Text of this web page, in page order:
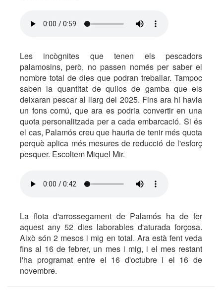
Les incògnites que tenen els pescadors
palamosins, però, no passen només per saber el
nombre total de dies que podran treballar. Tampoc
saben la quantitat de quilos de gamba que els
deixaran pescar al llarg del 2025. Fins ara hi havia
un fons comú, que ara es podria convertir en una
quota personalitzada per a cada embarcació. Si és
el cas, Palamós creu que hauria de tenir més quota
perquè aplica més mesures de reducció de l'esforç
pesquer. Escoltem Miquel Mir.
La flota d'arrossegament de Palamós ha de fer
aquest any 52 dies laborables d'aturada forçosa.
Això són 2 mesos i mig en total. Ara està fent veda
fins al 16 de febrer, un mes i mig, i el mes restant
l'ha programat entre el 16 d'octubre i el 16 de
novembre.